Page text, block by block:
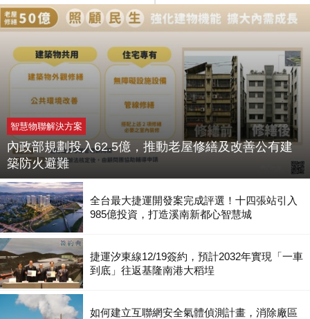
智慧物聯解決方案
內政部規劃投入62.5億，推動老屋修繕及改善公有建
築防火避難
全台最大捷運開發案完成評選！十四張站引入
985億投資，打造溪南新都心智慧城
捷運汐東線12/19簽約，預計2032年實現「一車
到底」往返基隆南港大稻埕
如何建立互聯網安全氣體偵測計畫，消除廠區